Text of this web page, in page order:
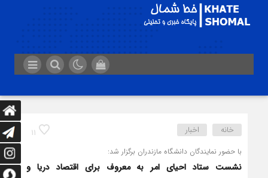
11 خانه اخبار
با حضور نمایندگان دانشگاه مازندران برگزار شد:
نشست ستاد احیای امر به معروف برای اقتصاد دریا و